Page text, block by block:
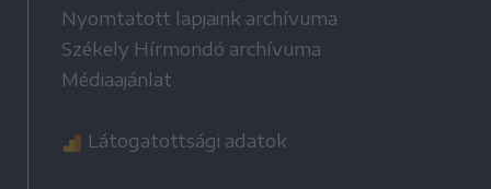
Nyomtatott lapjaink archívuma
Székely Hírmondó archívuma
Médiaajánlat
Látogatottsági adatok